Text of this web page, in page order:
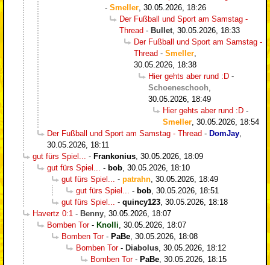
- Smeller 30.05.2026, 18:26
Der Fußball und Sport am Samstag -
Thread - Bullet 30.05.2026, 18:33
Der Fußball und Sport am Samstag -
Thread - Smeller
30.05.2026, 18:38
Hier gehts aber rund :D -
Schoeneschooh
30.05.2026, 18:49
Hier gehts aber rund :D -
Smeller 30.05.2026, 18:54
Der Fußball und Sport am Samstag - Thread - DomJay
30.05.2026, 18:11
gut fürs Spiel...
- Frankonius 30.05.2026, 18:09
gut fürs Spiel...
- bob 30.05.2026, 18:10
gut fürs Spiel...
- patrahn 30.05.2026, 18:49
gut fürs Spiel...
- bob 30.05.2026, 18:51
gut fürs Spiel...
- quincy123 30.05.2026, 18:18
Havertz 0:1 - Benny 30.05.2026, 18:07
Bomben Tor- Knolli 30.05.2026, 18:07
Bomben Tor- PaBe 30.05.2026, 18:08
Bomben Tor- Diabolus 30.05.2026, 18:12
Bomben Tor- PaBe 30.05.2026, 18:15